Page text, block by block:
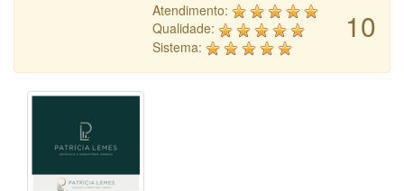
10
Atendimento:
Qualidade:
Sistema: